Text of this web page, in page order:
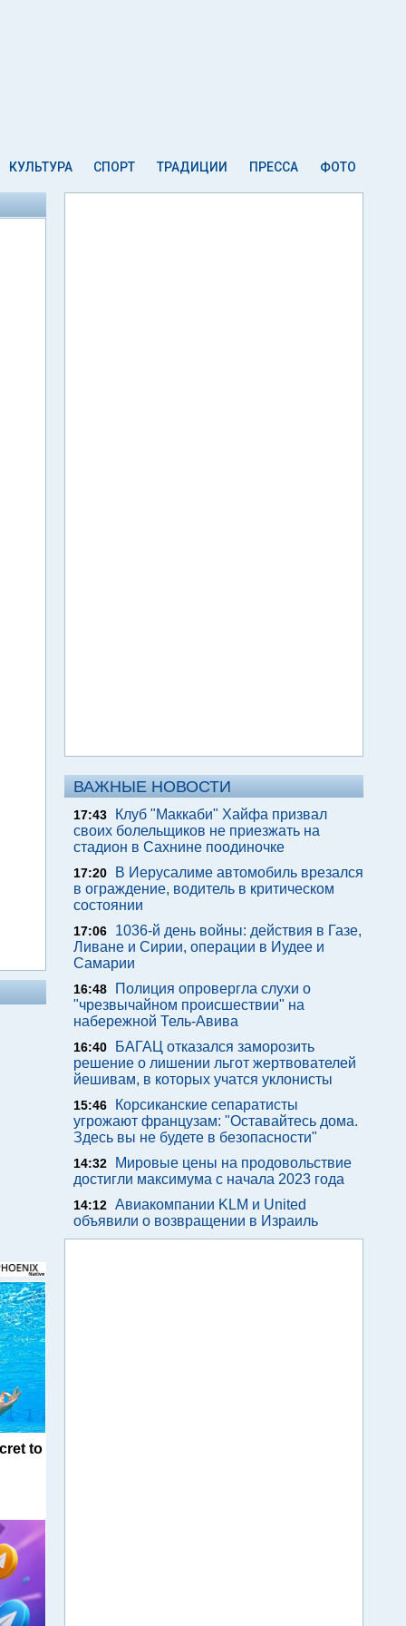
КУЛЬТУРА СПОРТ ТРАДИЦИИ ПРЕССА ФОТО
to
ВАЖНЫЕ НОВОСТИ
17:43
Клуб "Маккаби" Хайфа призвал
своих болельщиков не приезжать на
стадион в Сахнине поодиночке
17:20
В Иерусалиме автомобиль врезался
в ограждение, водитель в критическом
состоянии
17:06
1036-й день войны: действия в Газе,
Ливане и Сирии, операции в Иудее и
Самарии
16:48
Полиция опровергла слухи о
"чрезвычайном происшествии" на
набережной Тель-Авива
16:40
БАГАЦ отказался заморозить
решение о лишении льгот жертвователей
йешивам, в которых учатся уклонисты
15:46
Корсиканские сепаратисты
угрожают французам: "Оставайтесь дома.
Здесь вы не будете в безопасности"
14:32
Мировые цены на продовольствие
достигли максимума с начала 2023 года
14:12 Авиакомпании KLM и United
объявили о возвращении в Израиль